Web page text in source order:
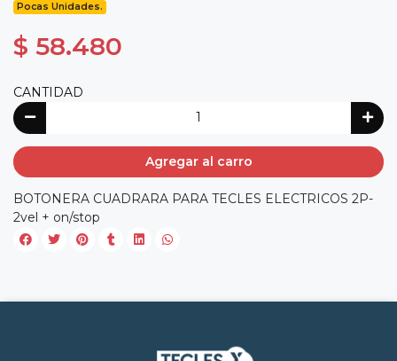
Pocas Unidades.
$ 58.480
CANTIDAD
Agregar al carro
BOTONERA CUADRARA PARA TECLES ELECTRICOS 2P-
2vel + on/stop